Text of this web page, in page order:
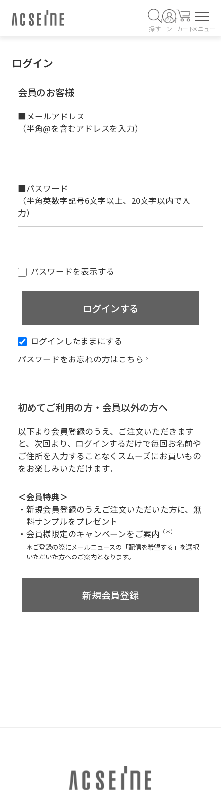
探す
ログイ
ン
カートメニュー
ログイン
会員のお客様
■メールアドレス
（半角@を含むアドレスを入力）
■パスワード
（半角英数字記号6文字以上、20文字以内で入
力）
パスワードを表示する
ログインしたままにする
パスワードをお忘れの方はこちら
初めてご利用の方・会員以外の方へ
以下より会員登録のうえ、ご注文いただきます
と、次回より、 ログインするだけで毎回お名前や
ご住所を入力することなく スムーズにお買いもの
をお楽しみいただけます。
＜会員特典＞
・新規会員登録のうえご注文いただいた方に、無
料サンプルをプレゼント
・会員様限定のキャンペーンをご案内 （＊）
＊ご登録の際にメールニュースの「配信を希望する」を選択
いただいた方へのご案内となります。